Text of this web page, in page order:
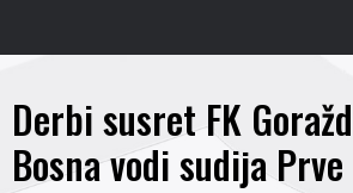
Derbi susret FK
Bosna vodi sudija